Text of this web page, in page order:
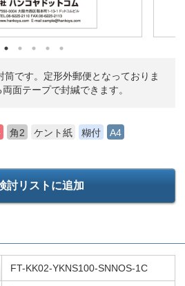
です。定形外郵便となっておりま
面テープで封緘できます。
角2 ケント紙 糊付
A4
討リストに追加
FT-KK02-YKNS100-SNNOS-1C